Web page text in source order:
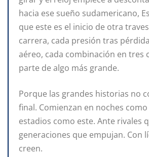
hacia ese sueño sudamericano,
que este es el inicio de otra
carrera, cada presión tras
aéreo, cada combinación en tres
parte de algo más grande.
Porque las grandes historias no
final. Comienzan en noches como
estadios como este. Ante rivales
generaciones que empujan. Con
creen.